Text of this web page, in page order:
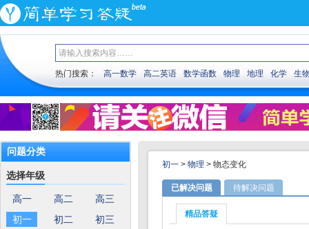
热门搜索： 高一数学 高二英语 数学函数 物理 地理 化学 生
问题分类
选择年级
高一 高二
高三
初一
初二 初三
初一 > 物理 > 物态变化
已解决问题 待解决问题
精品答疑